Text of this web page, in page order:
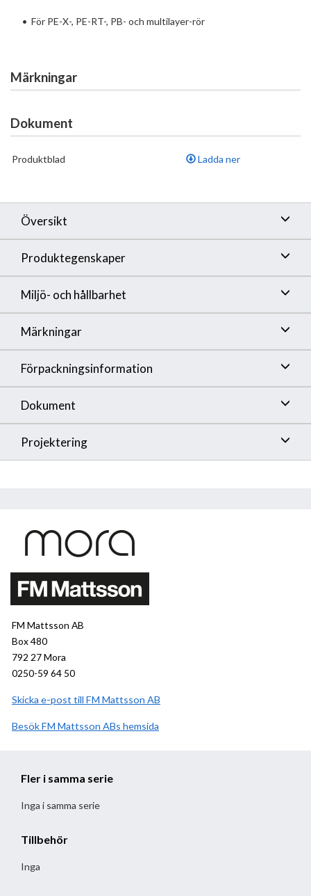
• För PE-X-, PE-RT-, PB- och multilayer-rör
Märkningar
Dokument
Produktblad Ladda ner
Översikt
Produktegenskaper
Miljö- och hållbarhet
Märkningar
Förpackningsinformation
Dokument
Projektering
FM Mattsson AB
Box 480
792 27 Mora
0250-59 64 50
Skicka e-post till FM Mattsson AB
BesökFM Mattsson AB hemsida
Fler i samma serie
Inga i samma serie
Tillbehör
Inga